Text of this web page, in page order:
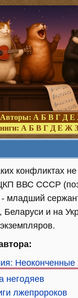
Авторы: А Б В Г Д Е
А Б В Г Д Е Ж З
конфликтах
ВВС СССР
младший
Беларуси и на
Неоконченные
негодяев
лжепророков